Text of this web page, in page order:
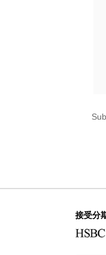
接受分